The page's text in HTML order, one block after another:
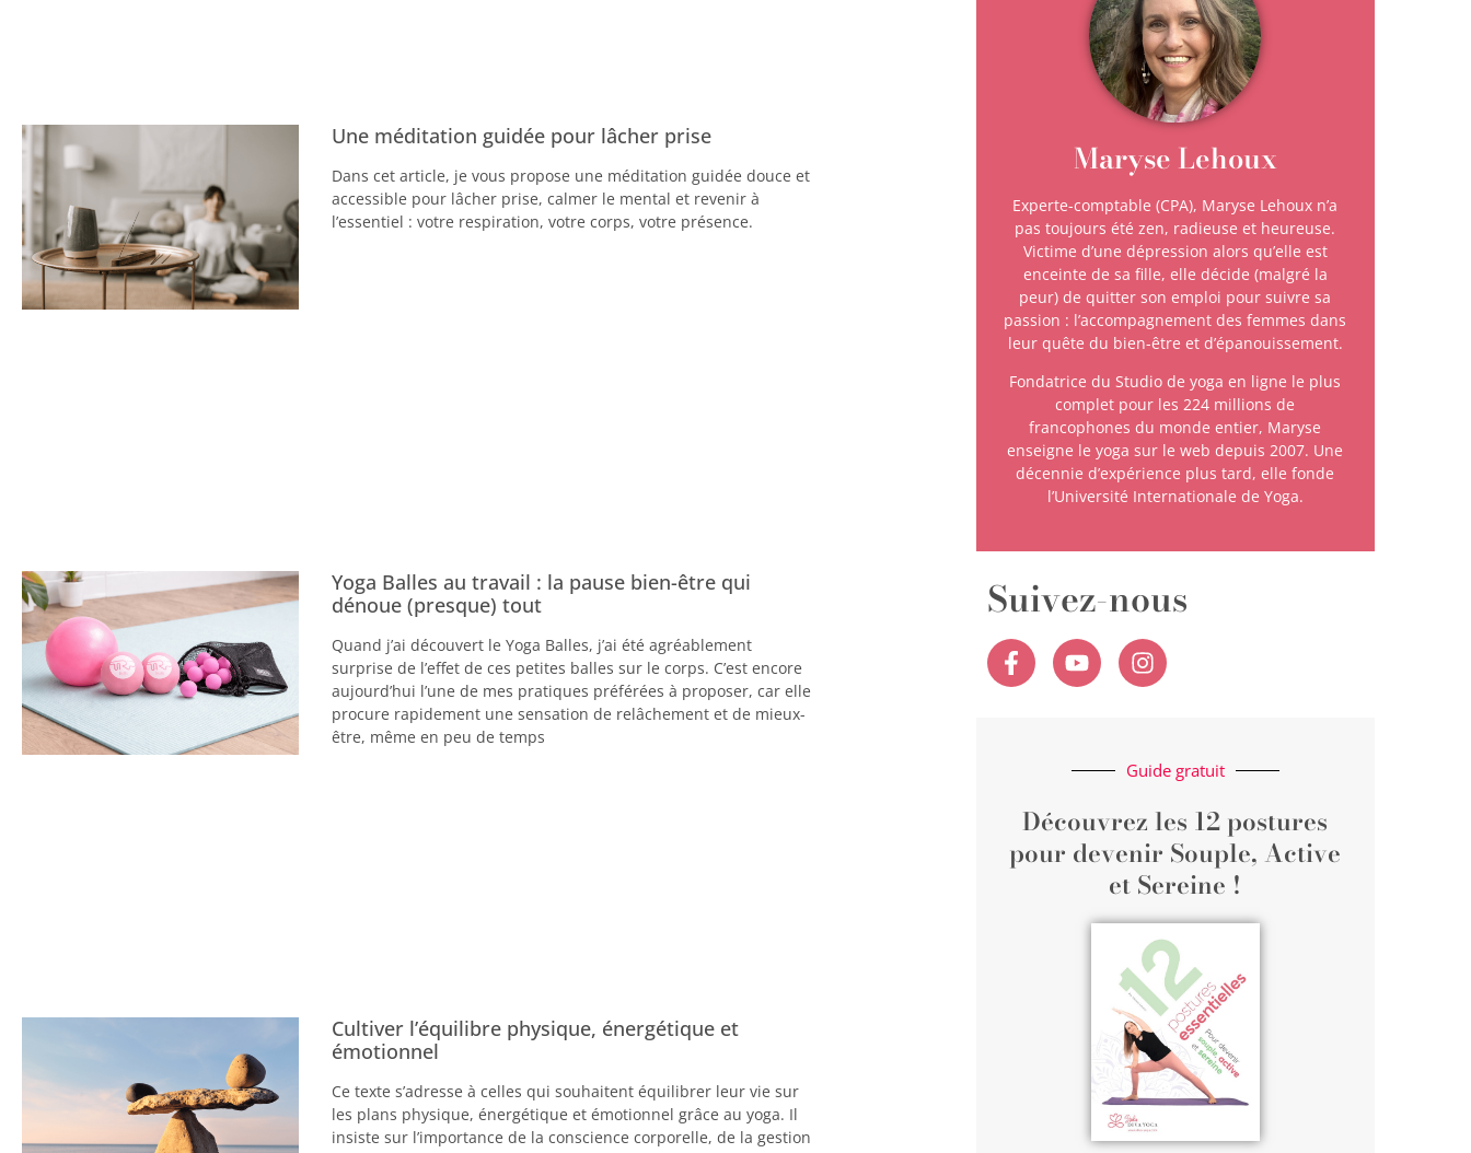
Une méditation guidée pour lâcher prise
Dans cet article, je vous propose une méditation guidée douce et
accessible pour lâcher prise, calmer le mental et revenir à
l’essentiel : votre respiration, votre corps, votre présence.
Yoga Balles au travail : la pause bien-être qui
dénoue (presque) tout
Quand j’ai découvert le Yoga Balles, j’ai été agréablement
surprise de l’effet de ces petites balles sur le corps. C’est encore
aujourd’hui l’une de mes pratiques préférées à proposer, car elle
procure rapidement une sensation de relâchement et de mieux-
être, même en peu de temps
Cultiver l’équilibre physique, énergétique et
émotionnel
Ce texte s’adresse à celles qui souhaitent équilibrer leur vie sur
les plans physique, énergétique et émotionnel grâce au yoga. Il
insiste sur l’importance de la conscience corporelle, de la gestion
Maryse Lehoux
Experte-comptable (CPA), Maryse Lehoux n’a
pas toujours été zen, radieuse et heureuse.
Victime d’une dépression alors qu’elle est
enceinte de sa fille, elle décide (malgré la
peur) de quitter son emploi pour suivre sa
passion : l’accompagnement des femmes dans
leur quête du bien-être et d’épanouissement.
Fondatrice du Studio de yoga en ligne le plus
complet pour les 224 millions de
francophones du monde entier, Maryse
enseigne le yoga sur le web depuis 2007. Une
décennie d’expérience plus tard, elle fonde
l’Université Internationale de Yoga.
Suivez-nous
Guide gratuit
Découvrez les 12 postures
pour devenir Souple, Active
et Sereine !